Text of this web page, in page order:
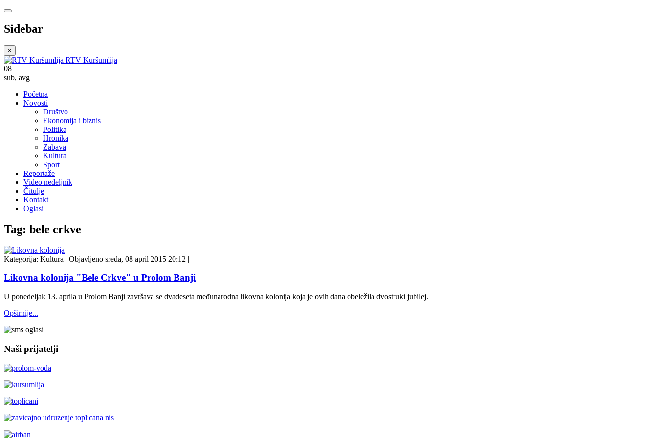
Sidebar
×
RTV Kuršumlija
08
sub, avg
Početna
Novosti
Društvo
Ekonomija i biznis
Politika
Hronika
Zabava
Kultura
Sport
Reportaže
Video nedeljnik
Čitulje
Kontakt
Oglasi
Tag: bele crkve
Kategorija: Kultura | Objavljeno sreda, 08 april 2015 20:12 |
Likovna kolonija "Bele Crkve" u Prolom Banji
U ponedeljak 13. aprila u Prolom Banji završava se dvadeseta međunarodna likovna kolonija koja je ovih dana obeležila dvostruki jubilej.
Opširnije...
Naši prijatelji